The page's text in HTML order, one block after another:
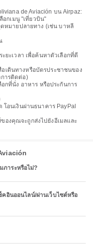
de Aviación บน Airpaz:
อกเมนู "เที่ยวบิน"
ดหมายปลายทาง (เช่น บาหลี
ยะเวลา เพื่อค้นหาตัวเลือกที่ดี
เดินทางหรือบัตรประชาชนของ
ารติดต่อ)
อกที่นั่ง อาหาร หรือประกันการ
โอนเงินผ่านธนาคาร PayPal
องคุณจะถูกส่งไปยังอีเมลและ
ภาระหรือไม่?
อินออนไลน์/ผ่านเว็บไซต์หรือ